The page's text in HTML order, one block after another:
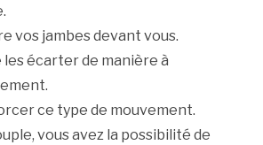
vos jambes devant vous.
les écarter de manière à
ce type de mouvement.
vous avez la possibilité de